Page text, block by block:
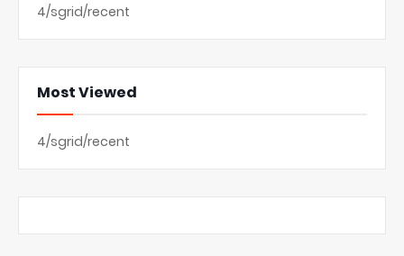
4/sgrid/recent
Most Viewed
4/sgrid/recent